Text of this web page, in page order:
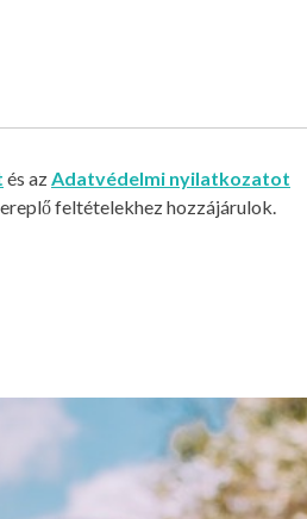
és azAdatvédelmi nyilatkozatot
feltételekhez hozzájárulok.